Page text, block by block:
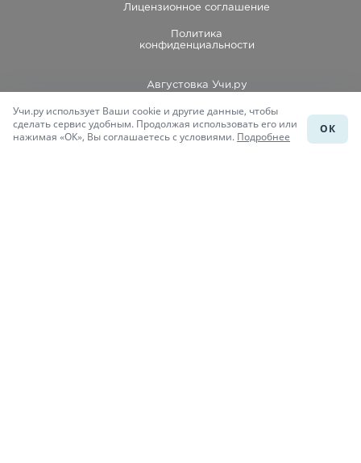
Лицензионное соглашение
Политика
конфиденциальности
Августовка Учи.ру
Каталог школ
Подготовка к уроку
Учи.ру использует Ваши cookie и другие данные, чтобы
сделать сервис удобным. Продолжая использовать его или
нажимая «ОК», Вы соглашаетесь с условиями. Подробнее
ОК